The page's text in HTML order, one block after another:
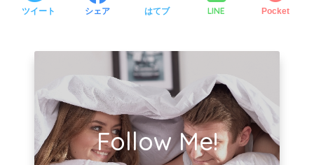
ツイート シェア はてブ LINE Pocket
Follow Me!